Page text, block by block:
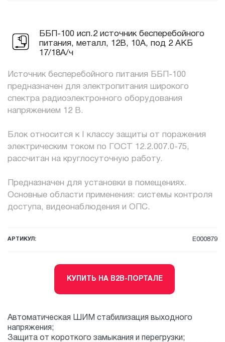
ББП-100 исп.2 источник бесперебойного
питания, металл, 12В, 10А, под 2 АКБ
17/18А/ч
Источник бесперебойного питания ББП-100
предназначен для электропитания широкого
спектра радиоэлектронного оборудования
напряжением 12 В.
Блок относится к I классу защиты от поражения
электрическим током по ГОСТ 12.2.007.0-75,
рассчитан на круглосуточную работу.
Предназначен для установки в помещениях.
Основные области применения: системы контроля
доступа, видеонаблюдения и ОПС.
АРТИКУЛ: E000879
КУПИТЬ НА B2B-ПОРТАЛЕ
Автоматическая ШИМ стабилизация выходного
напряжения;
Защита от короткого замыкания и перегрузки;